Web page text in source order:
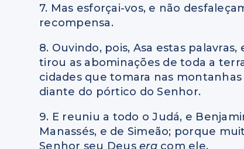
7. Mas esforçai-vos, e não
recompensa.
8. Ouvindo, pois, Asa estas
tirou as abominações de toda a
cidades que tomara nas
diante do pórtico do Senhor.
9. E reuniu a todo o Judá, e
Manassés, e de Simeão; porque
Senhor seu Deusera com ele.